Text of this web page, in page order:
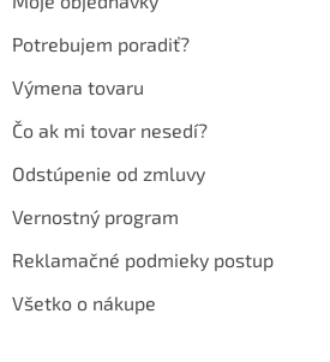
Potrebujem poradiť?
Výmena tovaru
Čo ak mi tovar nesedí?
Odstúpenie od zmluvy
Vernostný program
Reklamačné podmieky postup
Všetko o nákupe